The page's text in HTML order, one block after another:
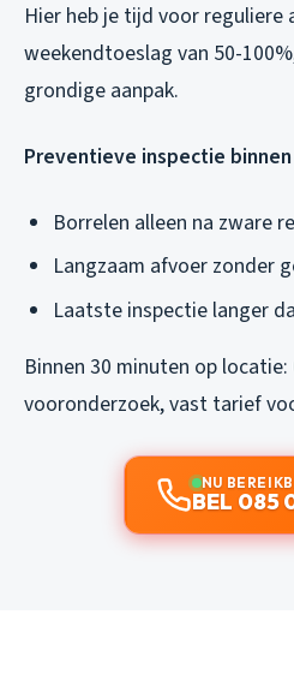
Hier heb je tijd voor reguliere
weekendtoeslag van 50-
grondige aanpak.
Preventieve inspectie
Borrelen alleen na zware
Langzaam afvoer zonder
Laatste inspectie langer
Binnen 30 minuten op locatie:
vooronderzoek, vast tarief
NU
BEL 085